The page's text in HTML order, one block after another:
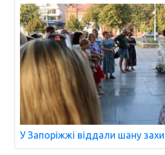
У Запоріжжі віддали шану